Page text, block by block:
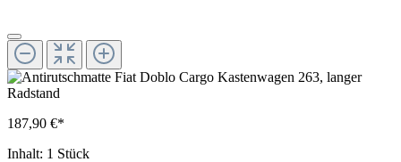
187,90 €*
Inhalt: 1 Stück